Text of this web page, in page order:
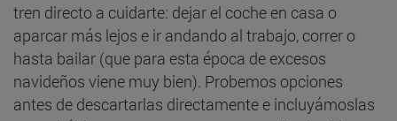
tren directo a cuidarte: dejar el coche en casa o
aparcar más lejos e ir andando al trabajo, correr o
hasta bailar (que para esta época de excesos
navideños viene muy bien). Probemos opciones
antes de descartarlas directamente e incluyámoslas